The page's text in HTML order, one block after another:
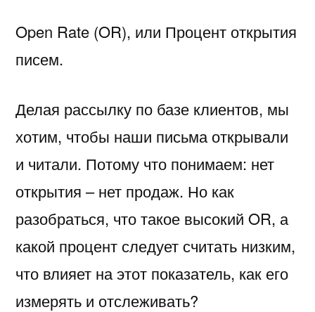
Open Rate (OR), или Процент открытия
писем.
Делая рассылку по базе клиентов, мы
хотим, чтобы наши письма открывали
и читали. Потому что понимаем: нет
открытия – нет продаж. Но как
разобраться, что такое высокий OR, а
какой процент следует считать низким,
что влияет на этот показатель, как его
измерять и отслеживать?